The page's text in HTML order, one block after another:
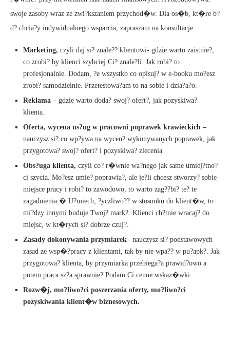
swoje zasoby wraz ze zwi?kszaniem przychod�w. Dla os�b, kt�re b?
d? chcia?y indywidualnego wsparcia, zapraszam na konsultacje.
Marketing, czyli daj si? znale?? klientowi- gdzie warto zaistnie?,
co zrobi? by klienci szybciej Ci? znale?li. Jak robi? to
profesjonalnie. Dodam, ?e wszystko co opisuj? w e-booku mo?esz
zrobi? samodzielnie. Przetestowa?am to na sobie i dzia?a?o.
Reklama – gdzie warto doda? swoj? ofert?, jak pozyskiwa?
klienta.
Oferta, wycena us?ug w pracowni poprawek krawieckich –
nauczysz si? co wp?ywa na wycen? wykonywanych poprawek, jak
przygotowa? swoj? ofert? i pozyskiwa? zlecenia
Obs?uga klienta, czyli co? r�wnie wa?nego jak same umiej?tno?
ci szycia. Mo?esz umie? poprawia?, ale je?li chcesz stworzy? sobie
miejsce pracy i robi? to zawodowo, to warto zag??bi? te? te
zagadnienia.� U?miech, ?yczliwo?? w stosunku do klient�w, to
mi?dzy innymi buduje Twoj? mark?. Klienci ch?tnie wracaj? do
miejsc, w kt�rych si? dobrze czuj?.
Zasady dokonywania przymiarek– nauczysz si? podstawowych
zasad ze wsp�?pracy z klientami, tak by nie wpa?? w pu?apk?. Jak
przygotowa? klienta, by przymiarka przebiega?a prawid?owo a
potem praca sz?a sprawnie? Podam Ci cenne wskaz�wki.
Rozw�j, mo?liwo?ci poszerzania oferty, mo?liwo?ci
pozyskiwania klient�w biznesowych.